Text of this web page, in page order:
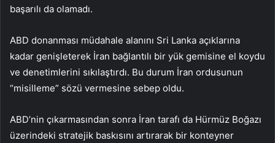
başarılı da olamadı.
ABD donanması müdahale alanını Sri Lanka açıklarına
kadar genişleterek İran bağlantılı bir yük gemisine el koydu
ve denetimlerini sıkılaştırdı. Bu durum İran ordusunun
“misilleme” sözü vermesine sebep oldu.
ABD’nin çıkarmasından sonra İran tarafı da Hürmüz Boğazı
üzerindeki stratejik baskısını artırarak bir konteyner